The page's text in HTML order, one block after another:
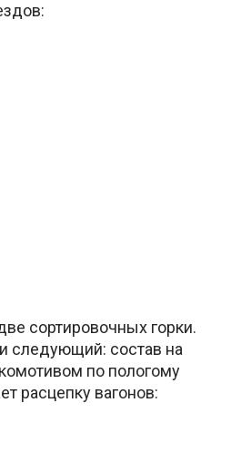
сортировочных горки.
следующий: состав на
по пологому
расцепку вагонов: